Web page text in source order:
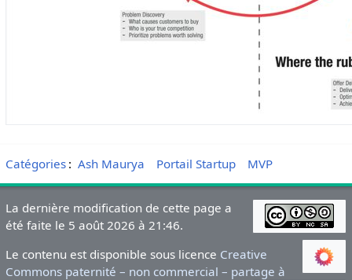
Catégories: Ash Maurya Portail Startup MVP
La dernière modification de cette page a
été faite le 5 août 2026 à 21:46.
Le contenu est disponible sous licence Creative
Commons paternité – non commercial – partage à